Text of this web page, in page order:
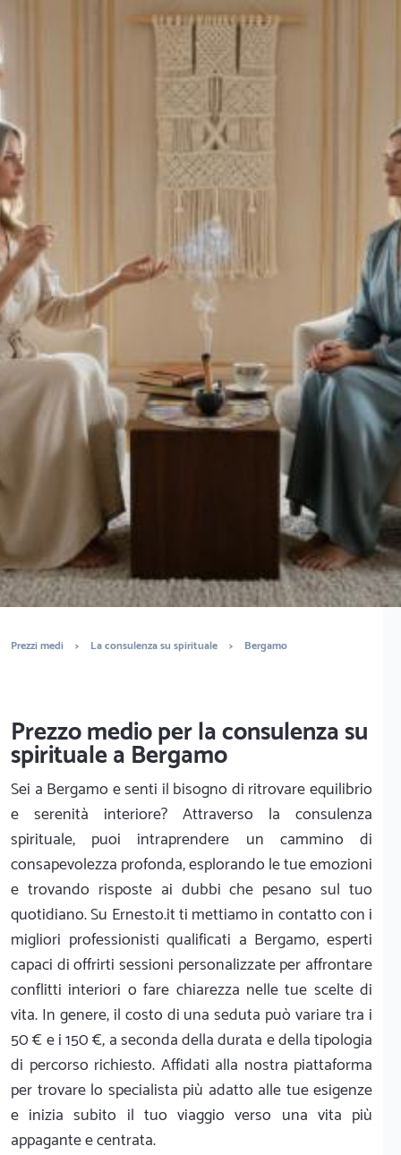
Quanto costa la
consulenza su
spirituale a Bergamo?
Prezzi e tariffe 2026
Il costo medio per la consulenza su spirituale
50€ a 150€
Vuoi sapere il prezzo preciso per la consulenza su spirituale? Ottieni
preventivi gratuiti.
È completamente gratuito
Prezzi medi > La consulenza su spirituale > Bergamo
Prezzo medio per la consulenza su
spirituale a Bergamo
Sei a Bergamo e senti il bisogno di ritrovare equilibrio
e serenità interiore? Attraverso la consulenza
spirituale, puoi intraprendere un cammino di
consapevolezza profonda, esplorando le tue emozioni
e trovando risposte ai dubbi che pesano sul tuo
quotidiano. Su Ernesto.it ti mettiamo in contatto con i
migliori professionisti qualificati a Bergamo, esperti
capaci di offrirti sessioni personalizzate per affrontare
conflitti interiori o fare chiarezza nelle tue scelte di
vita. In genere, il costo di una seduta può variare tra i
50 € e i 150 €, a seconda della durata e della tipologia
di percorso richiesto. Affidati alla nostra piattaforma
per trovare lo specialista più adatto alle tue esigenze
e inizia subito il tuo viaggio verso una vita più
appagante e centrata.